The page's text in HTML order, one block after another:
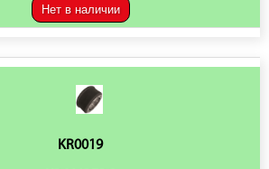
Нет в наличии
KR0019